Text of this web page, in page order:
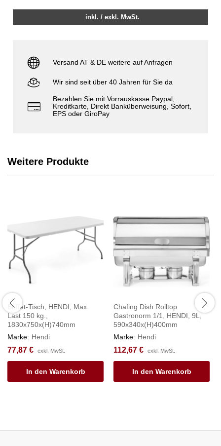
inkl. / exkl. MwSt.
Versand AT & DE weitere auf Anfragen
Wir sind seit über 40 Jahren für Sie da
Bezahlen Sie mit Vorrauskasse Paypal,
Kreditkarte, Direkt Banküberweisung, Sofort,
EPS oder GiroPay
Weitere Produkte
Buffet-Tisch, HENDI, Max.
Last 150 kg.,
1830x750x(H)740mm
Marke: Hendi
77,87 € exkl. MwSt.
In den Warenkorb
Chafing Dish Rolltop
Gastronorm 1/1, HENDI, 9L,
590x340x(H)400mm
Marke: Hendi
112,67 € exkl. MwSt.
In den Warenkorb